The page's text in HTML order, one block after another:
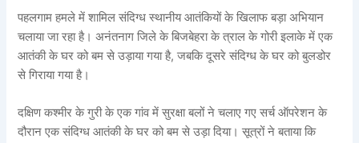
पहलगाम हमले में शामिल संदिग्ध स्थानीय आतंकियों के खिलाफ बड़ा अभियान
चलाया जा रहा है। अनंतनाग जिले के बिजबेहरा के त्राल के गोरी इलाके में एक
आतंकी के घर को बम से उड़ाया गया है, जबकि दूसरे संदिग्ध के घर को बुलडोर
से गिराया गया है।
दक्षिण कश्मीर के गुरी के एक गांव में सुरक्षा बलों ने चलाए गए सर्च ऑपरेशन के
दौरान एक संदिग्ध आतंकी के घर को बम से उड़ा दिया। सूत्रों ने बताया कि